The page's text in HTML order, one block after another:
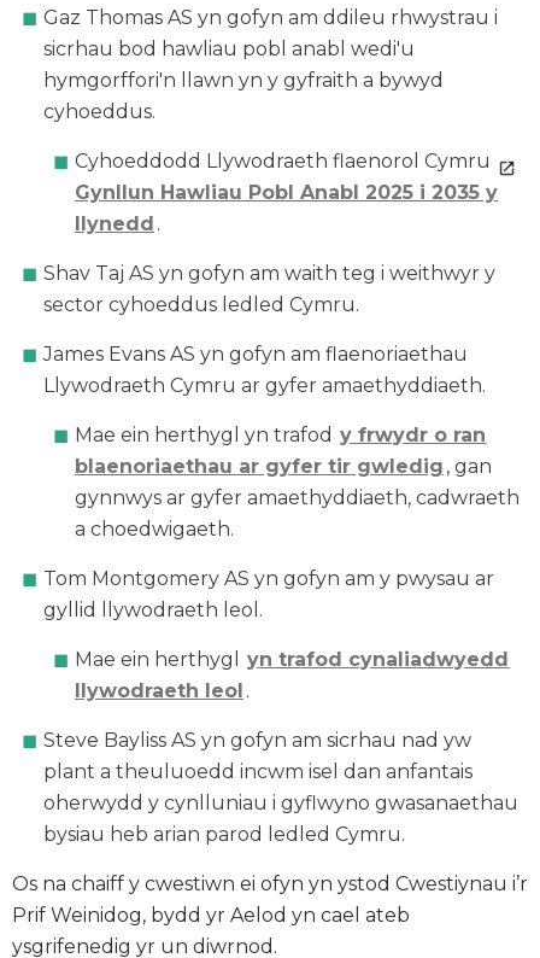
Gaz Thomas AS yn gofyn am ddileu rhwystrau i
sicrhau bod hawliau pobl anabl wedi'u
hymgorffori'n llawn yn y gyfraith a bywyd
cyhoeddus.
Cyhoeddodd Llywodraeth flaenorol Cymru
Gynllun Hawliau Pobl Anabl 2025 i 2035 y
llynedd .
Shav Taj AS yn gofyn am waith teg i weithwyr y
sector cyhoeddus ledled Cymru.
James Evans AS yn gofyn am flaenoriaethau
Llywodraeth Cymru ar gyfer amaethyddiaeth.
Mae ein herthygl yn trafod y frwydr o ran
blaenoriaethau ar gyfer tir gwledig , gan
gynnwys ar gyfer amaethyddiaeth, cadwraeth
a choedwigaeth.
Tom Montgomery AS yn gofyn am y pwysau ar
gyllid llywodraeth leol.
Mae ein herthygl
yn trafod cynaliadwyedd
llywodraeth leol .
Steve Bayliss AS yn gofyn am sicrhau nad yw
plant a theuluoedd incwm isel dan anfantais
oherwydd y cynlluniau i gyflwyno gwasanaethau
bysiau heb arian parod ledled Cymru.
Os na chaiff y cwestiwn ei ofyn yn ystod Cwestiynau i’r
Prif Weinidog, bydd yr Aelod yn cael ateb
ysgrifenedig yr un diwrnod.